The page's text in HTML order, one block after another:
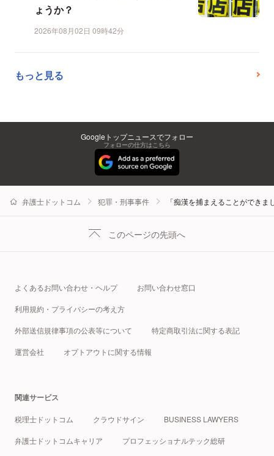
ょうか？
2026年08月02日 09時42分
もっと見る
Googleトップニュースでフォロー
フォローの仕方はこちら
弁護士ドットコム 犯罪・刑事事件 「痴漢を捕まえることができ
このページの先頭へ
よくあるお問い合わせ・ヘルプ お問い合わせ窓口
利用規約・プライバシーの考え方
外部送信規律事項の公表等について 特定商取引法に関する表記
運営会社 オプトアウトに関する情報
関連サービス
税理士ドットコム クラウドサイン BUSINESS LAWYERS
弁護士ドットコムキャリア プロフェッショナルテック総研